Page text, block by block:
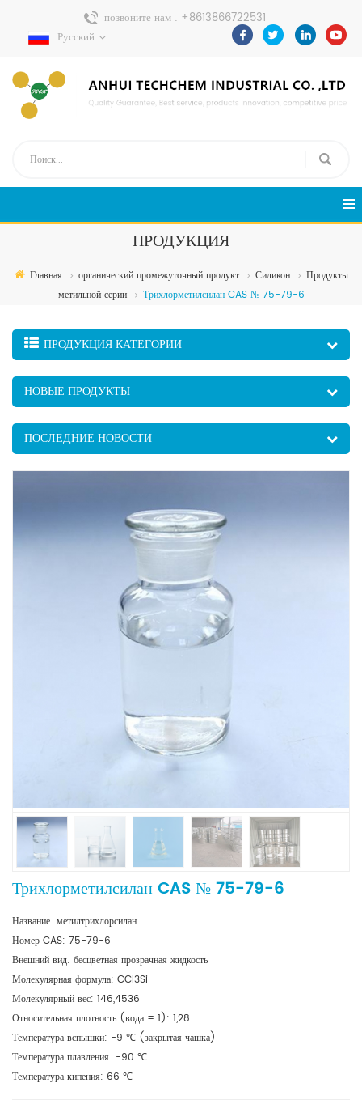
позвоните нам : +8613866722531
Отправить сообщение :
pweiping@techemi.com
Русский
ПРОДУКЦИЯ
Главная органический промежуточный продукт Силикон
Продукты
метильной серии
Трихлорметилсилан CAS № 75-79-6
ПРОДУКЦИЯ КАТЕГОРИИ
НОВЫЕ ПРОДУКТЫ
ПОСЛЕДНИЕ НОВОСТИ
Трихлорметилсилан CAS № 75-79-6
Название: метилтрихлорсилан
Номер CAS: 75-79-6
Внешний вид: бесцветная прозрачная жидкость
Молекулярная формула: CCl3Si
Молекулярный вес: 146,4536
Относительная плотность (вода = 1): 1,28
Температура вспышки: -9 ℃ (закрытая чашка)
Температура плавления: -90 ℃
Температура кипения: 66 ℃